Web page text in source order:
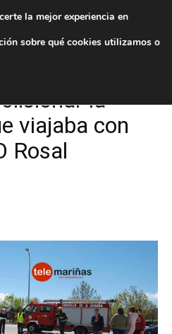
la
viajaba con
Rosal
la mejor experiencia en
sobre qué cookies utilizamos o